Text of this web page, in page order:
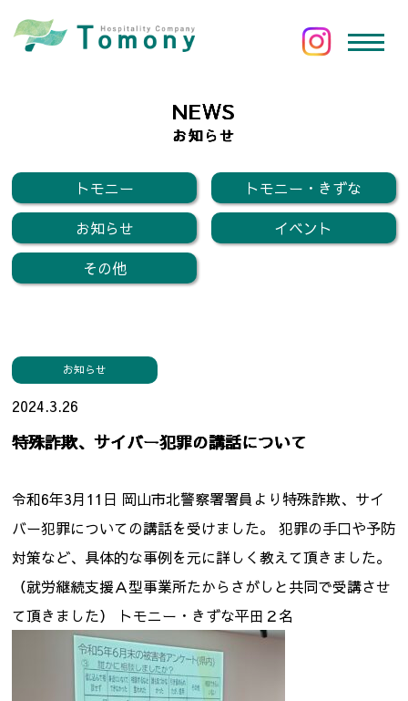
NEWS
お知らせ
トモニー
トモニー・きずな
お知らせ
イベント
その他
お知らせ
2024.3.26
特殊詐欺、サイバー犯罪の講話について
令和6年3月11日 岡山市北警察署署員より特殊詐欺、サイ
バー犯罪についての講話を受けました。 犯罪の手口や予防
対策など、具体的な事例を元に詳しく教えて頂きました。
（就労継続支援Ａ型事業所たからさがしと共同で受講させ
て頂きました） トモニー・きずな平田２名